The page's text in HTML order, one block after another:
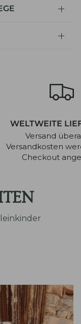
WELTWEITE
Versand
Versandkosten
Checkout